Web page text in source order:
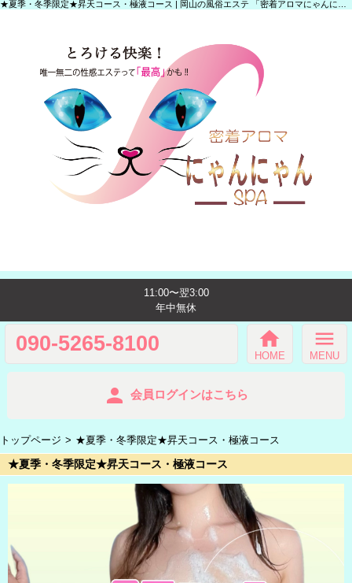
11:00〜翌3:00
年中無休
090-5265-8100 home
HOME
menu
MENU
person 会員ログインはこちら
トップページ ★夏季・冬季限定★昇天コース・極液コース
★夏季・冬季限定★昇天コース・極液コース